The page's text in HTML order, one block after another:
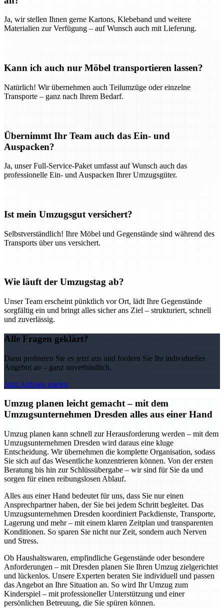
Ja, wir stellen Ihnen gerne Kartons, Klebeband und weitere
Materialien zur Verfügung – auf Wunsch auch mit Lieferung.
Kann ich auch nur Möbel transportieren lassen?
Natürlich! Wir übernehmen auch Teilumzüge oder einzelne
Transporte – ganz nach Ihrem Bedarf.
Übernimmt Ihr Team auch das Ein- und
Auspacken?
Ja, unser Full-Service-Paket umfasst auf Wunsch auch das
professionelle Ein- und Auspacken Ihrer Umzugsgüter.
Ist mein Umzugsgut versichert?
Selbstverständlich! Ihre Möbel und Gegenstände sind während des
Transports über uns versichert.
Wie läuft der Umzugstag ab?
Unser Team erscheint pünktlich vor Ort, lädt Ihre Gegenstände
sorgfältig ein und bringt alles sicher ans Ziel – strukturiert, schnell
und zuverlässig.
Alle Fragen geklärt?
Dann probieren Sie es jetzt aus und fordern Sie Ihr individuelles
Angebot an – ganz unverbindlich.
Jetzt Anfrage starten
Umzug planen leicht gemacht – mit dem
Umzugsunternehmen Dresden alles aus einer Hand
Umzug planen kann schnell zur Herausforderung werden – mit dem
Umzugsunternehmen Dresden wird daraus eine kluge
Entscheidung. Wir übernehmen die komplette Organisation, sodass
Sie sich auf das Wesentliche konzentrieren können. Von der ersten
Beratung bis hin zur Schlüssübergabe – wir sind für Sie da und
sorgen für einen reibungslosen Ablauf.
Alles aus einer Hand bedeutet für uns, dass Sie nur einen
Ansprechpartner haben, der Sie bei jedem Schritt begleitet. Das
Umzugsunternehmen Dresden koordiniert Packdienste, Transporte,
Lagerung und mehr – mit einem klaren Zeitplan und transparenten
Konditionen. So sparen Sie nicht nur Zeit, sondern auch Nerven
und Stress.
Ob Haushaltswaren, empfindliche Gegenstände oder besondere
Anforderungen – mit Dresden planen Sie Ihren Umzug zielgerichtet
und lückenlos. Unsere Experten beraten Sie individuell und passen
das Angebot an Ihre Situation an. So wird Ihr Umzug zum
Kinderspiel – mit professioneller Unterstützung und einer
persönlichen Betreuung, die Sie spüren können.